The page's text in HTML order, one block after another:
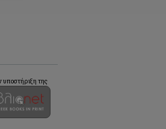
υποστήριξη της